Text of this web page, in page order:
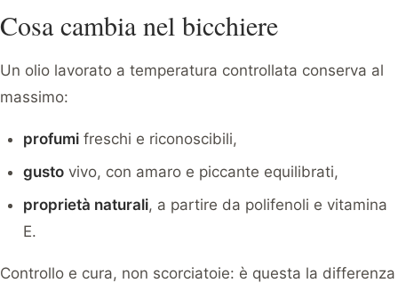
Cosa cambia nel bicchiere
Un olio lavorato a temperatura controllata conserva al
massimo:
profumifreschi e riconoscibili,
gustovivo, con amaro e piccante equilibrati,
proprietà naturali, a partire da polifenoli e vitamina
E.
Controllo e cura, non scorciatoie: è questa la differenza